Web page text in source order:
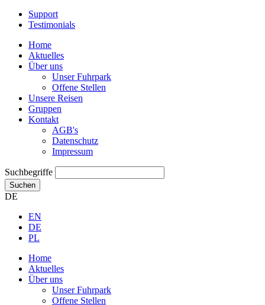
Support
Testimonials
Home
Aktuelles
Über uns
Unser Fuhrpark
Offene Stellen
Unsere Reisen
Gruppen
Kontakt
AGB's
Datenschutz
Impressum
Suchbegriffe
Suchen
DE
EN
DE
PL
Home
Aktuelles
Über uns
Unser Fuhrpark
Offene Stellen